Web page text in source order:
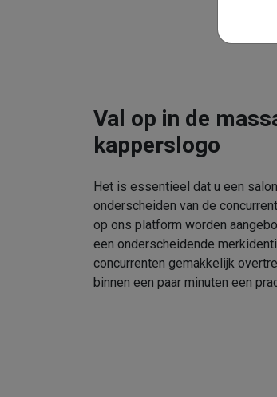
Val op in de
kapperslogo
Het is essentieel dat u een
onderscheiden van de
op ons platform worden
een onderscheidende
concurrenten gemakkelijk
binnen een paar minuten een